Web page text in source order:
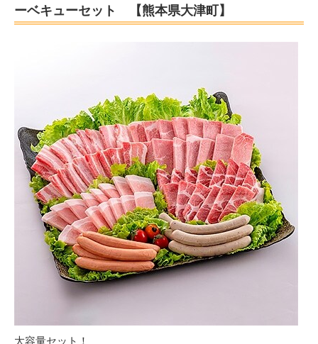
ーベキューセット 【熊本県大津町】
大容量セット！